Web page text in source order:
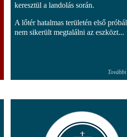
keresztül a landolás során.
A lőtér hatalmas területén első
nem sikerült megtalálni az eszközt...
További